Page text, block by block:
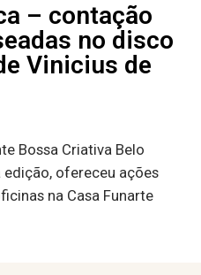
– contação
no disco
Vinicius de
Bossa Criativa Belo
ofereceu ações
na Casa Funarte